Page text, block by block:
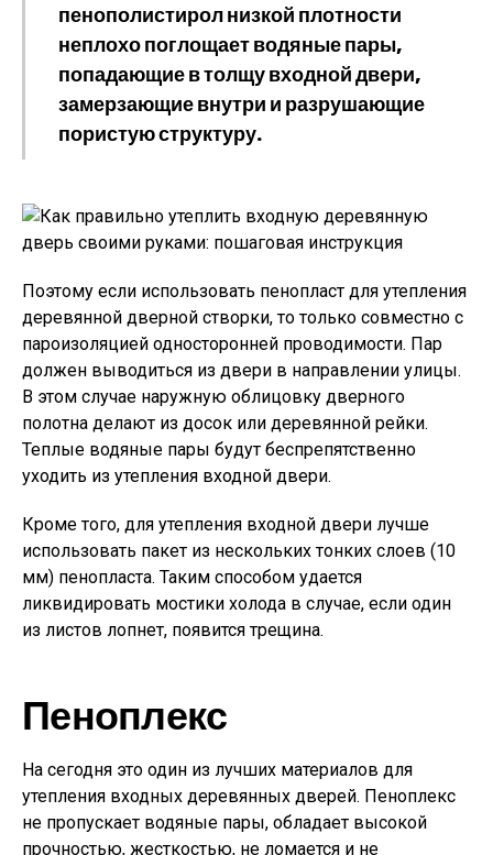
пенополистирол низкой плотности
неплохо поглощает водяные пары,
попадающие в толщу входной двери,
замерзающие внутри и разрушающие
пористую структуру.
Поэтому если использовать пенопласт для утепления
деревянной дверной створки, то только совместно с
пароизоляцией односторонней проводимости. Пар
должен выводиться из двери в направлении улицы.
В этом случае наружную облицовку дверного
полотна делают из досок или деревянной рейки.
Теплые водяные пары будут беспрепятственно
уходить из утепления входной двери.
Кроме того, для утепления входной двери лучше
использовать пакет из нескольких тонких слоев (10
мм) пенопласта. Таким способом удается
ликвидировать мостики холода в случае, если один
из листов лопнет, появится трещина.
Пеноплекс
На сегодня это один из лучших материалов для
утепления входных деревянных дверей. Пеноплекс
не пропускает водяные пары, обладает высокой
прочностью, жесткостью, не ломается и не